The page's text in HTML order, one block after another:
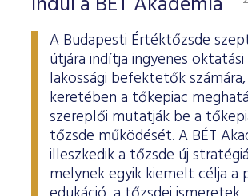
A Budapesti Értéktőzsde
útjára indítja ingyenes
lakossági befektetők
keretében a tőkepiac
szereplői mutatják be a
tőzsde működését. A BÉT
illeszkedik a tőzsde új
melynek egyik kiemelt célja a